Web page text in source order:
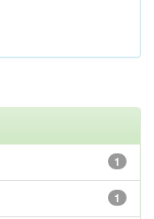
1
1